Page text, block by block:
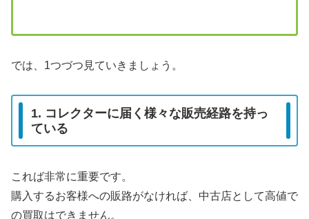
では、1つづつ見ていきましょう。
1. コレクターに届く様々な販売経路を持っ
ている
これば非常に重要です。
購入するお客様への販路がなければ、中古店として高値で
の買取はできません。